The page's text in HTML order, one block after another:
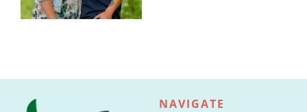
Web design
NAVIGATE